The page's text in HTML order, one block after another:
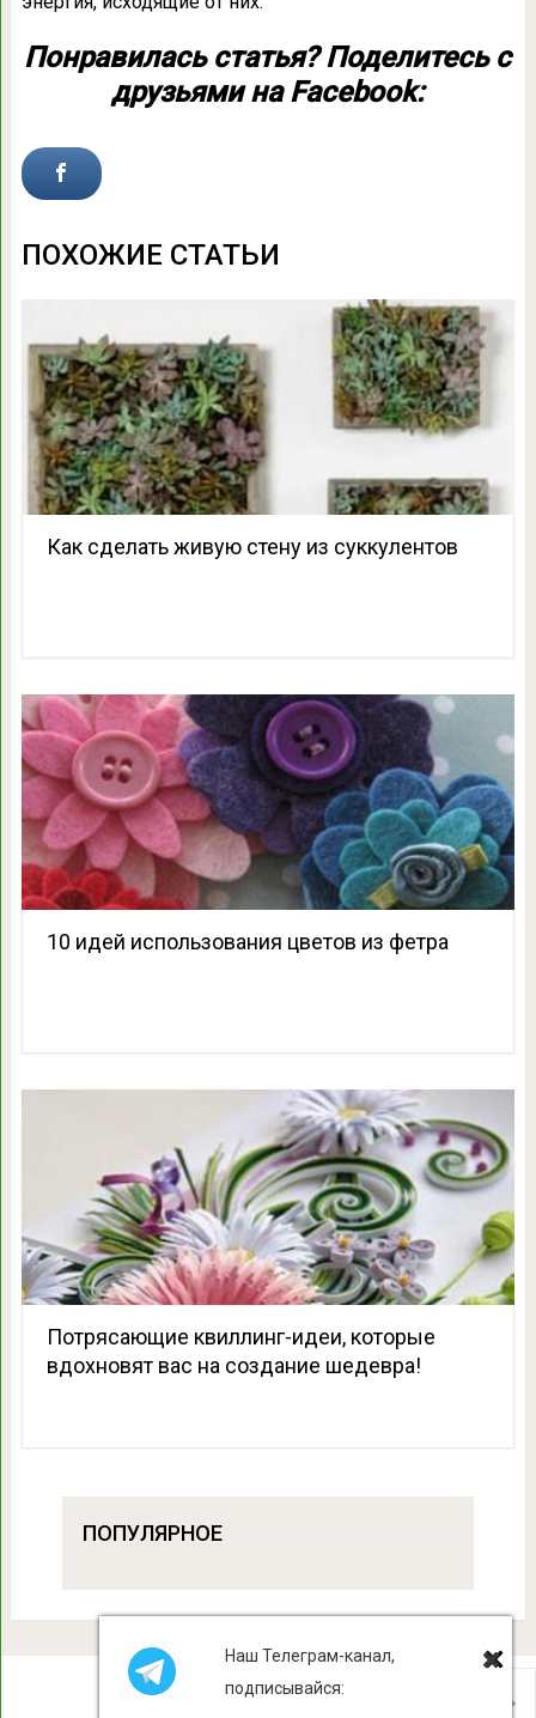
Понравилась статья? Поделитесь с
друзьями на Facebook:
ПОХОЖИЕ СТАТЬИ
Как сделать живую стену из суккулентов
10 идей использования цветов из фетра
Потрясающие квиллинг-идеи, которые
вдохновят вас на создание шедевра!
ПОПУЛЯРНОЕ
Наш Телеграм-канал,
подписывайся: